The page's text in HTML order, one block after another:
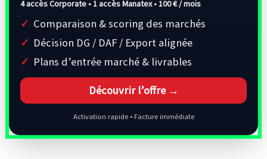
4 accès Corporate • 1 accès Manatex •100 € / mois
Comparaison & scoring des marchés
Décision DG / DAF / Export alignée
Plans d’entrée marché & livrables
Découvrir l’offre →
Activation rapide • Facture immédiate